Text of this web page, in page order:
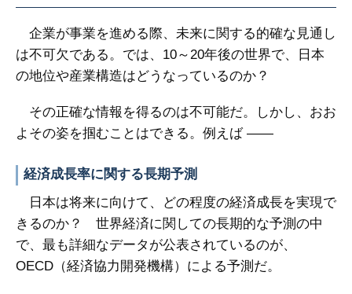
企業が事業を進める際、未来に関する的確な見通し
は不可欠である。では、10～20年後の世界で、日本
の地位や産業構造はどうなっているのか？
その正確な情報を得るのは不可能だ。しかし、おお
よその姿を掴むことはできる。例えば ――
経済成長率に関する長期予測
日本は将来に向けて、どの程度の経済成長を実現で
きるのか？ 世界経済に関しての長期的な予測の中
で、最も詳細なデータが公表されているのが、
OECD（経済協力開発機構）による予測だ。